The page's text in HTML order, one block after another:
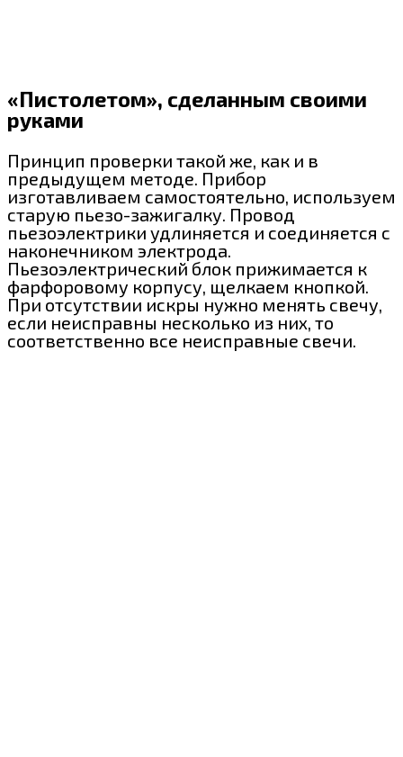
«Пистолетом», сделанным своими
руками
Принцип проверки такой же, как и в
предыдущем методе. Прибор
изготавливаем самостоятельно, используем
старую пьезо-зажигалку. Провод
пьезоэлектрики удлиняется и соединяется с
наконечником электрода.
Пьезоэлектрический блок прижимается к
фарфоровому корпусу, щелкаем кнопкой.
При отсутствии искры нужно менять свечу,
если неисправны несколько из них, то
соответственно все неисправные свечи.